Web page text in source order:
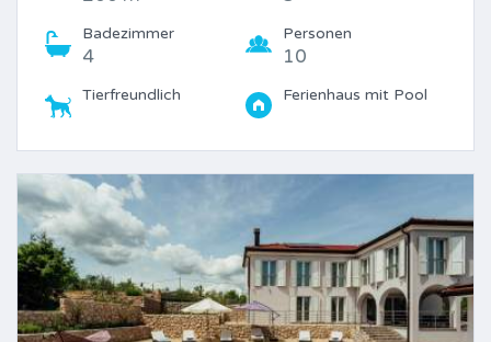
Badezimmer
4
Personen
10
Tierfreundlich Ferienhaus mit Pool